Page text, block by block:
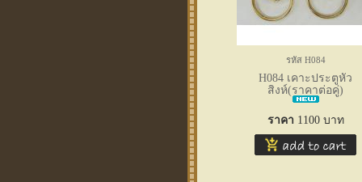
รหัส H084
H084 เคาะประตูหัว
สิงห์(ราคาต่อคู่)
ราคา 1100บาท